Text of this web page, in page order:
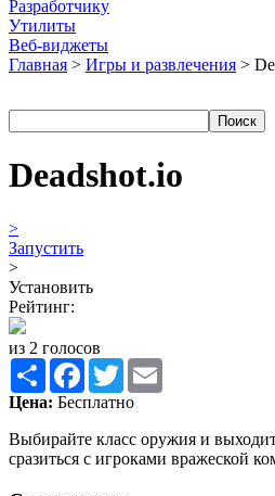
Разработчику
Утилиты
Веб-виджеты
Главная > Игры и развлечения >
Deadshot.io
>
Запустить
>
Установить
Рейтинг:
из 2 голосов
Share Facebook
Twitter
Цена: Бесплатно
Выбирайте класс оружия и
сразиться с игроками вражеской